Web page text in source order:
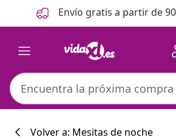
Anterior
Siguiente Envío gratis a partir de
Volver a: Mesitas de noche